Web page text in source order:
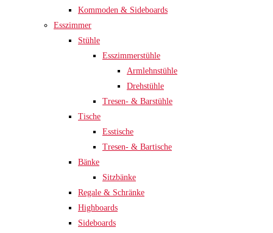
Kommoden & Sideboards
Esszimmer
Stühle
Esszimmerstühle
Armlehnstühle
Drehstühle
Tresen- & Barstühle
Tische
Esstische
Tresen- & Bartische
Bänke
Sitzbänke
Regale & Schränke
Highboards
Sideboards